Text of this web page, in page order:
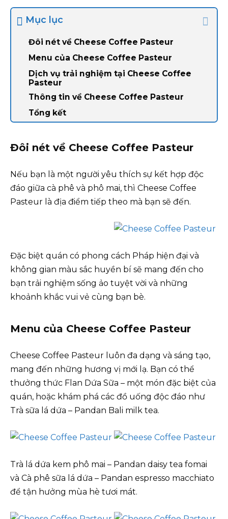
Mục lục
Đôi nét về Cheese Coffee Pasteur
Menu của Cheese Coffee Pasteur
Dịch vụ trải nghiệm tại Cheese Coffee
Pasteur
Thông tin về Cheese Coffee Pasteur
Tổng kết
Đôi nét về Cheese Coffee Pasteur
Nếu bạn là một người yêu thích sự kết hợp độc
đáo giữa cà phê và phô mai, thì Cheese Coffee
Pasteur là địa điểm tiếp theo mà bạn sẽ đến.
Đặc biệt quán có phong cách Pháp hiện đại và
không gian màu sắc huyền bí sẽ mang đến cho
bạn trải nghiệm sống ảo tuyệt vời và những
khoảnh khắc vui vẻ cùng bạn bè.
Menu của Cheese Coffee Pasteur
Cheese Coffee Pasteur luôn đa dạng và sáng tạo,
mang đến những hương vị mới lạ. Bạn có thể
thưởng thức Flan Dứa Sữa – một món đặc biệt của
quán, hoặc khám phá các đồ uống độc đáo như
Trà sữa lá dứa – Pandan Bali milk tea.
Trà lá dứa kem phô mai – Pandan daisy tea fomai
và Cà phê sữa lá dứa – Pandan espresso macchiato
để tận hưởng mùa hè tươi mát.